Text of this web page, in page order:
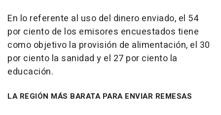
En lo referente al uso del dinero enviado, el 54
por ciento de los emisores encuestados tiene
como objetivo la provisión de alimentación, el 30
por ciento la sanidad y el 27 por ciento la
educación.
LA REGIÓN MÁS BARATA PARA ENVIAR REMESAS